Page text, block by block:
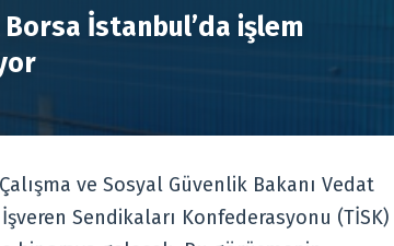
İstanbul’da işlem
ve Sosyal Güvenlik Bakanı Vedat
Sendikaları Konfederasyonu (TİSK)